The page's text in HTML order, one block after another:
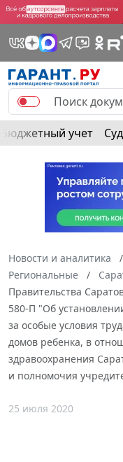
Бюджетный учет
Новости и аналитика
Региональные
Правительства
580-П "Об
за особые условия
домов ребенка, в
здравоохранения
и полномочия
25 июля 2020